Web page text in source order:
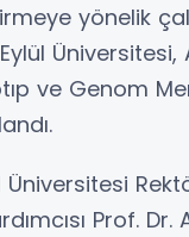
yönelik
ve Genom
Prof.